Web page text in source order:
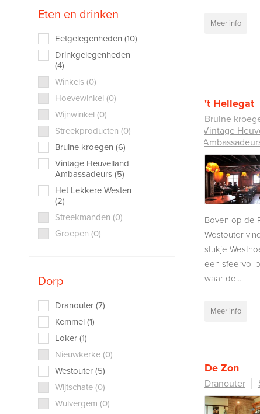
Eten en drinken
Eetgelegenheden (10)
Drinkgelegenheden
(4)
Winkels (0)
Hoevewinkel (0)
Wijnwinkel (0)
Streekproducten (0)
Bruine kroegen (6)
Vintage Heuvelland
Ambassadeurs (5)
Het Lekkere Westen
(2)
Streekmanden (0)
Groepen (0)
Dorp
Dranouter (7)
Kemmel (1)
Loker (1)
Nieuwkerke (0)
Westouter (5)
Wijtschate (0)
Wulvergem (0)
Meer info
't Hellegat
Bruine
Vintage
Boven op de
Westouter
stukje
een sfeervol
waar de...
Meer info
De Zon
Dranouter